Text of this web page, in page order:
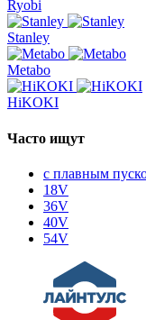
Ryobi
Stanley
Metabo
HiKOKI
Часто ищут
с плавным
18V
36V
40V
54V